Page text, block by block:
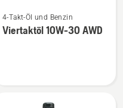
4-Takt-Öl und Benzin
Viertaktöl 10W-30 AWD